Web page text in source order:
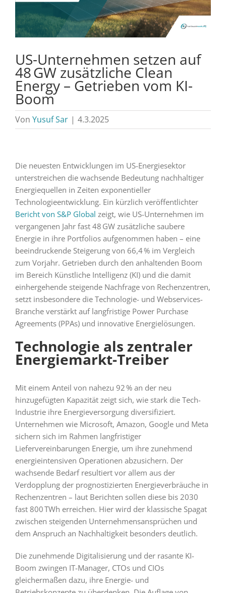
US-Unternehmen setzen auf
48 GW zusätzliche Clean
Energy – Getrieben vom KI-
Boom
Von Yusuf Sar | 4.3.2025
Die neuesten Entwicklungen im US-Energiesektor
unterstreichen die wachsende Bedeutung nachhaltiger
Energiequellen in Zeiten exponentieller
Technologieentwicklung. Ein kürzlich veröffentlichter
Bericht von S&P Global zeigt, wie US-Unternehmen im
vergangenen Jahr fast 48 GW zusätzliche saubere
Energie in ihre Portfolios aufgenommen haben – eine
beeindruckende Steigerung von 66,4 % im Vergleich
zum Vorjahr. Getrieben durch den anhaltenden Boom
im Bereich Künstliche Intelligenz (KI) und die damit
einhergehende steigende Nachfrage von Rechenzentren,
setzt insbesondere die Technologie- und Webservices-
Branche verstärkt auf langfristige Power Purchase
Agreements (PPAs) und innovative Energielösungen.
Technologie als zentraler
Energiemarkt-Treiber
Mit einem Anteil von nahezu 92 % an der neu
hinzugefügten Kapazität zeigt sich, wie stark die Tech-
Industrie ihre Energieversorgung diversifiziert.
Unternehmen wie Microsoft, Amazon, Google und Meta
sichern sich im Rahmen langfristiger
Liefervereinbarungen Energie, um ihre zunehmend
energieintensiven Operationen abzusichern. Der
wachsende Bedarf resultiert vor allem aus der
Verdopplung der prognostizierten Energieverbräuche in
Rechenzentren – laut Berichten sollen diese bis 2030
fast 800 TWh erreichen. Hier wird der klassische Spagat
zwischen steigenden Unternehmensansprüchen und
dem Anspruch an Nachhaltigkeit besonders deutlich.
Die zunehmende Digitalisierung und der rasante KI-
Boom zwingen IT-Manager, CTOs und CIOs
gleichermaßen dazu, ihre Energie- und